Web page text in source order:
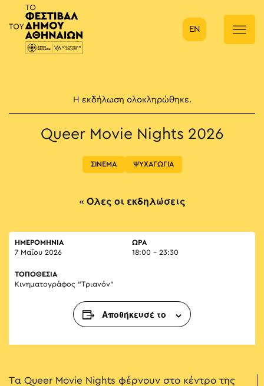
Κύρια πλοήγηση
EN
Η εκδήλωση ολοκληρώθηκε.
Queer Movie Nights 2026
ΣΙΝΕΜΑ ΨΥΧΑΓΩΓΙΑ
« Όλες οι εκδηλώσεις
ΗΜΕΡΟΜΗΝΙΑ
7 Μαΐου 2026
ΏΡΑ
18:00 - 23:30
ΤΟΠΟΘΕΣΙΑ
Κινηματογράφος “Τριανόν”
Αποθήκευσέ το
Τα Queer Movie Nights φέρνουν στο κέντρο της